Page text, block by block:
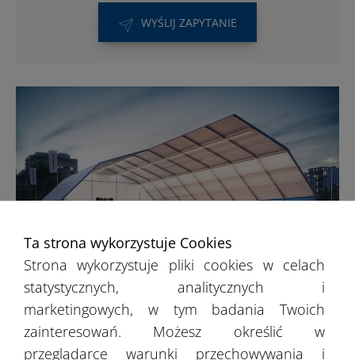
WYŚLIJ ZAPYTANIE
Hale sportowe
Treningi czy zawody nie muszą odbywać się
Ta strona wykorzystuje Cookies
Strona wykorzystuje pliki cookies w celach
statystycznych, analitycznych i
marketingowych, w tym badania Twoich
zainteresowań. Możesz określić w
przeglądarce warunki przechowywania i